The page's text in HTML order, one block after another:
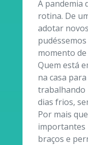
A pandemia
rotina. De
adotar
momento
Quem está
na casa
trabalhando
dias frios,
Por mais
importantes
braços e